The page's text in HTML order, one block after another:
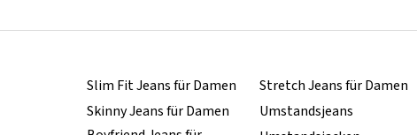
Slim Fit Jeans für Damen
Skinny Jeans für Damen
Stretch Jeans für Damen
Umstandsjeans